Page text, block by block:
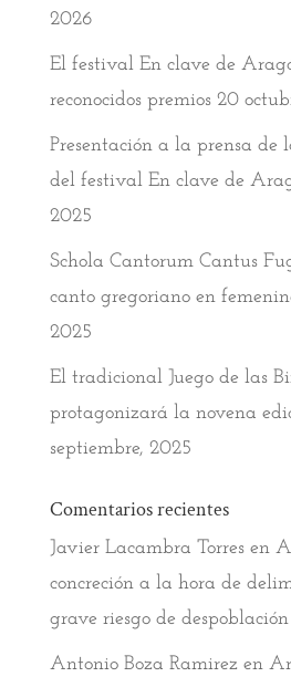
2026
El festival En clave de
reconocidos premios 20
Presentación a la prensa de
del festival En clave de
2025
Schola Cantorum Cantus
canto gregoriano en
2025
El tradicional Juego de las
protagonizará la novena
septiembre, 2025
Comentarios recientes
Javier Lacambra Torresen
concreción a la hora de
grave riesgo de despoblación
Antonio Boza Ramirez en